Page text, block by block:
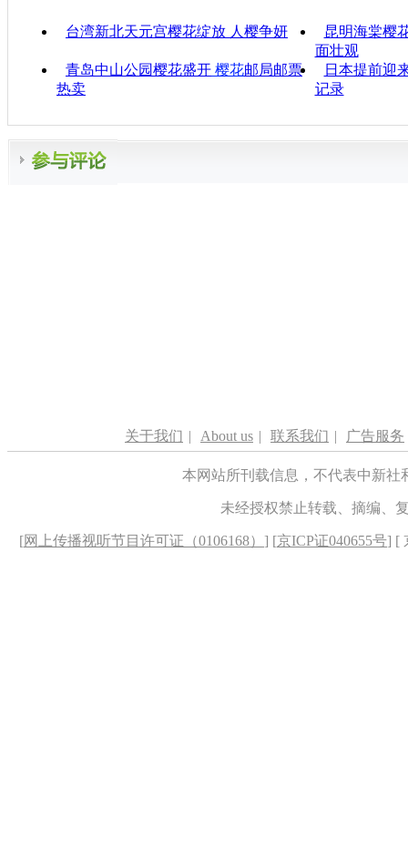
台湾新北天元宫樱花绽放 人樱争妍
昆明海棠樱
面壮观
青岛中山公园樱花盛开 樱花邮局邮票
热卖
日本提前迎
记录
关于我们 | About us | 联系我们 | 广告服务
本网站所刊载信息，不代表中新
未经授权禁止转载、摘编、
[网上传播视听节目许可证（0106168） ] [京ICP证040655号] [